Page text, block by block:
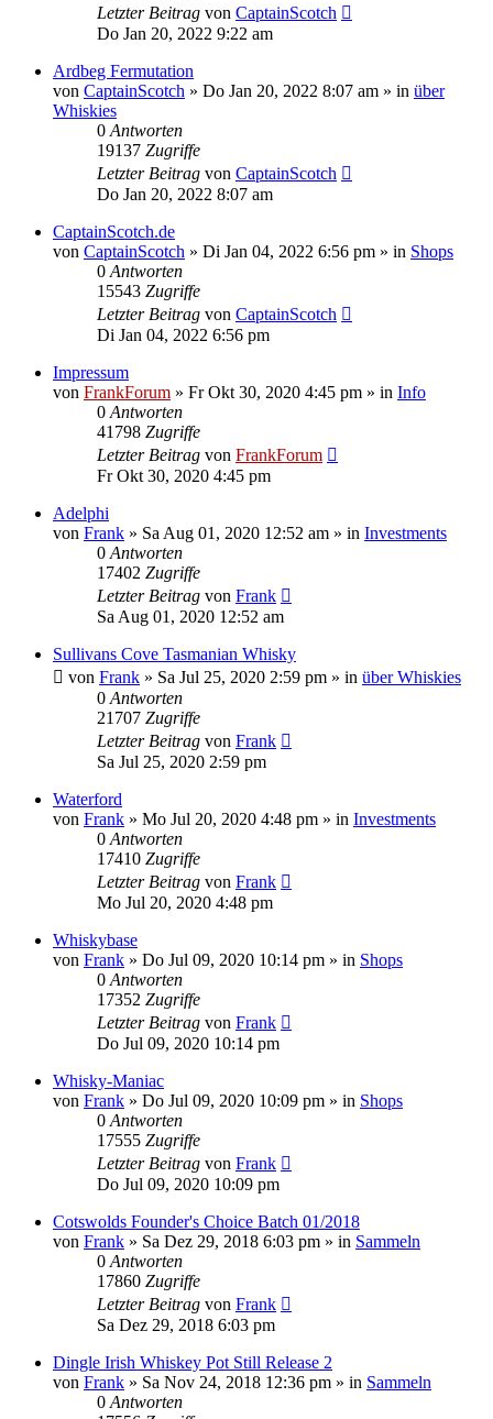
Letzter Beitrag von CaptainScotch
Do Jan 20, 2022 9:22 am
Ardbeg Fermutation
von CaptainScotch » Do Jan 20, 2022 8:07 am » in über
Whiskies
0 Antworten
19137 Zugriffe
Letzter Beitrag von CaptainScotch
Do Jan 20, 2022 8:07 am
CaptainScotch.de
von CaptainScotch » Di Jan 04, 2022 6:56 pm » in Shops
0 Antworten
15543 Zugriffe
Letzter Beitrag von CaptainScotch
Di Jan 04, 2022 6:56 pm
Impressum
von FrankForum » Fr Okt 30, 2020 4:45 pm » in Info
0 Antworten
41798 Zugriffe
Letzter Beitrag von FrankForum
Fr Okt 30, 2020 4:45 pm
Adelphi
von Frank » Sa Aug 01, 2020 12:52 am » in Investments
0 Antworten
17402 Zugriffe
Letzter Beitrag von Frank
Sa Aug 01, 2020 12:52 am
Sullivans Cove Tasmanian Whisky
von Frank » Sa Jul 25, 2020 2:59 pm » in über Whiskies
0 Antworten
21707 Zugriffe
Letzter Beitrag von Frank
Sa Jul 25, 2020 2:59 pm
Waterford
von Frank » Mo Jul 20, 2020 4:48 pm » in Investments
0 Antworten
17410 Zugriffe
Letzter Beitrag von Frank
Mo Jul 20, 2020 4:48 pm
Whiskybase
von Frank » Do Jul 09, 2020 10:14 pm » in Shops
0 Antworten
17352 Zugriffe
Letzter Beitrag von Frank
Do Jul 09, 2020 10:14 pm
Whisky-Maniac
von Frank » Do Jul 09, 2020 10:09 pm » in Shops
0 Antworten
17555 Zugriffe
Letzter Beitrag von Frank
Do Jul 09, 2020 10:09 pm
Cotswolds Founder's Choice Batch 01/2018
von Frank » Sa Dez 29, 2018 6:03 pm » in Sammeln
0 Antworten
17860 Zugriffe
Letzter Beitrag von Frank
Sa Dez 29, 2018 6:03 pm
Dingle Irish Whiskey Pot Still Release 2
von Frank » Sa Nov 24, 2018 12:36 pm » in Sammeln
0 Antworten